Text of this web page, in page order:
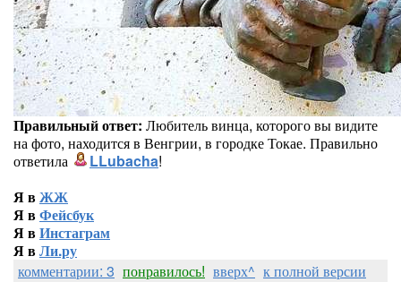
Правильный ответ: Любитель винца, которого вы видите
на фото, находится в Венгрии, в городке Токае. Правильно
ответила
LLubacha!
Я вЖЖ
Я вФейсбук
Я вИнстаграм
Я вЛи.ру
комментарии: 3 понравилось! вверх^ к полной версии